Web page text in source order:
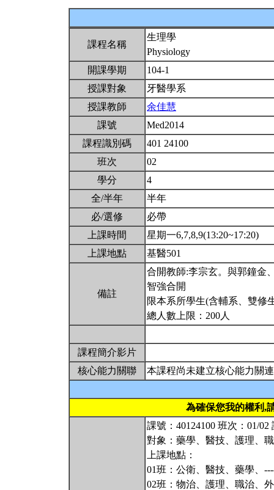
課程名稱
生理學
Physiology
開課學期
104-1
授課對象
牙醫學系
授課教師
余佳慧
課號
Med2014
課程識別碼
401 24100
班次
02
學分
4
全/半年
半年
必/選修
必帶
上課時間
星期一6,7,8,9(13:20~17:20)
上課地點
基醫501
備註
合開教師:李宗玄。與郭鐘金
智強合開
限本系所學生(含輔系、雙修
總人數上限：200人
課程簡介影片
核心能力關聯
本課程尚未建立核心能力關連
為確保您我的權利,
課號：40124100 班次：01/
對象：藥學、醫技、護理、
上課地點：
01班：公衛、醫技、藥學、
02班：物治、護理、職治、